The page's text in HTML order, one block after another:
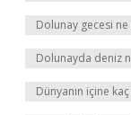
Dolunay gecesi
Dolunayda deniz
Dünyanın içine